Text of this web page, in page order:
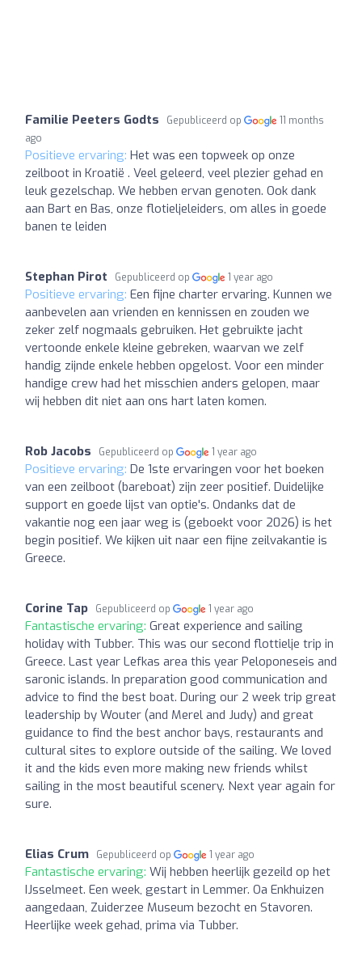
Familie Peeters Godts Gepubliceerd op
11 months
ago
Positieve ervaring: Het was een topweek op onze
zeilboot in Kroatië . Veel geleerd, veel plezier gehad en
leuk gezelschap. We hebben ervan genoten. Ook dank
aan Bart en Bas, onze flotieljeleiders, om alles in goede
banen te leiden
Stephan Pirot Gepubliceerd op 1 year ago
Positieve ervaring: Een fijne charter ervaring. Kunnen we
aanbevelen aan vrienden en kennissen en zouden we
zeker zelf nogmaals gebruiken. Het gebruikte jacht
vertoonde enkele kleine gebreken, waarvan we zelf
handig zijnde enkele hebben opgelost. Voor een minder
handige crew had het misschien anders gelopen, maar
wij hebben dit niet aan ons hart laten komen.
Rob Jacobs Gepubliceerd op 1 year ago
Positieve ervaring: De 1ste ervaringen voor het boeken
van een zeilboot (bareboat) zijn zeer positief. Duidelijke
support en goede lijst van optie's. Ondanks dat de
vakantie nog een jaar weg is (geboekt voor 2026) is het
begin positief. We kijken uit naar een fijne zeilvakantie is
Greece.
Corine Tap Gepubliceerd op 1 year ago
Fantastische ervaring: Great experience and sailing
holiday with Tubber. This was our second flottielje trip in
Greece. Last year Lefkas area this year Peloponeseis and
saronic islands. In preparation good communication and
advice to find the best boat. During our 2 week trip great
leadership by Wouter (and Merel and Judy) and great
guidance to find the best anchor bays, restaurants and
cultural sites to explore outside of the sailing. We loved
it and the kids even more making new friends whilst
sailing in the most beautiful scenery. Next year again for
sure.
Elias Crum Gepubliceerd op 1 year ago
Fantastische ervaring: Wij hebben heerlijk gezeild op het
IJsselmeet. Een week, gestart in Lemmer. Oa Enkhuizen
aangedaan, Zuiderzee Museum bezocht en Stavoren.
Heerlijke week gehad, prima via Tubber.